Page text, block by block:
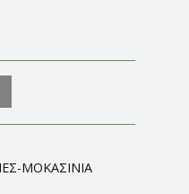
ΜΟΚΑΣΙΝΙΑ